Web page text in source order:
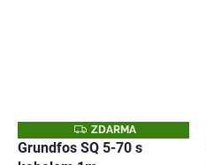
Z
D
A
ZDARMA
Grundfos SQ 5-70 s